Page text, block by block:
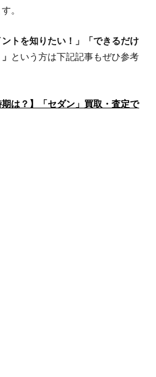
。
ントを知りたい！」「できるだけ
という方は下記記事もぜひ参考
期は？】「セダン」買取・査定で